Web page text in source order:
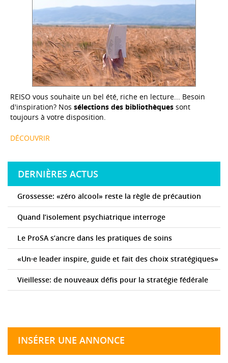
REISO vous souhaite un bel été, riche en lecture... Besoin
d'inspiration? Nos sélections des bibliothèques sont
toujours à votre disposition.
DÉCOUVRIR
DERNIÈRES ACTUS
Grossesse: «zéro alcool» reste la règle de précaution
Quand l’isolement psychiatrique interroge
Le ProSA s’ancre dans les pratiques de soins
«Un·e leader inspire, guide et fait des choix stratégiques»
Vieillesse: de nouveaux défis pour la stratégie fédérale
INSÉRER UNE ANNONCE